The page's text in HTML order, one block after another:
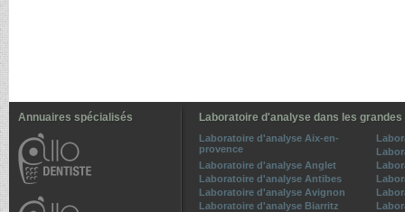
Annuaires spécialisés Laboratoire d'analyse dans les
Laboratoire d'analyse Aix-en-
provence
Laboratoire d'analyse Anglet
Laboratoire d'analyse Antibes
Laboratoire d'analyse Avignon
Laboratoire d'analyse Biarritz